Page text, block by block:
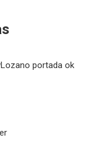
portada ok